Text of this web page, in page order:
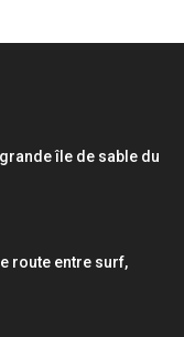
île de sable du
route entre surf,